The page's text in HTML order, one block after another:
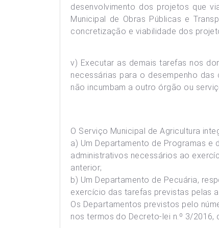
desenvolvimento dos projetos que
Municipal de Obras Públicas e
concretização e viabilidade dos
v) Executar as demais tarefas nos
necessárias para o desempenho das
não incumbam a outro órgão ou
O Serviço Municipal de Agricultura
a) Um Departamento de Programas
administrativos necessários ao
anterior;
b) Um Departamento de Pecuária,
exercício das tarefas previstas pelas
Os Departamentos previstos pelo
nos termos do Decreto-lei n.º 3/2016,